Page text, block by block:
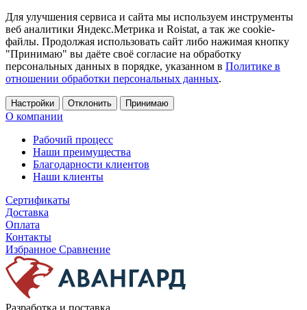
Для улучшения сервиса и сайта мы используем инструменты
веб аналитики Яндекс.Метрика и Roistat, а так же cookie-
файлы. Продолжая использовать сайт либо нажимая кнопку
"Принимаю" вы даёте своё согласие на обработку
персональных данных в порядке, указанном в Политике в
отношении обработки персональных данных.
Настройки Отклонить Принимаю
О компании
Рабочий процесс
Наши преимущества
Благодарности клиентов
Наши клиенты
Сертификаты
Доставка
Оплата
Контакты
Избранное Сравнение
Разработка и поставка